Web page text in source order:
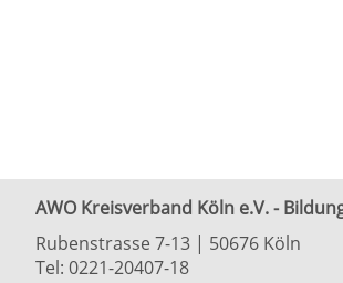
AWO Kreisverband Köln e.V. -
Rubenstrasse 7-13 | 50676 Köln
Tel: 0221-20407-18